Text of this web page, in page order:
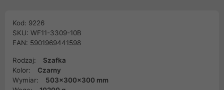
Kod: 9226
SKU: WF11-3309-10B
EAN: 5901969441598
Rodzaj:
Szafka
Kolor:
Czarny
Wymiar:
503x300x300 mm